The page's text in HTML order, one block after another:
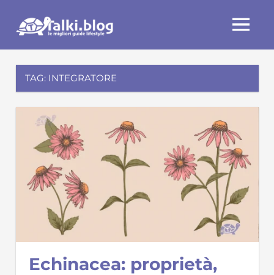
MENU
TAG: INTEGRATORE
Echinacea: proprietà,